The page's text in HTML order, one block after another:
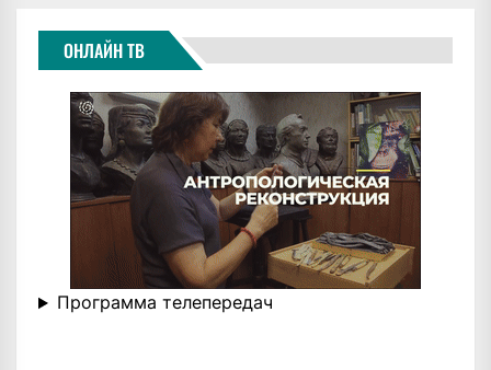
ОНЛАЙН ТВ
Программа телепередач